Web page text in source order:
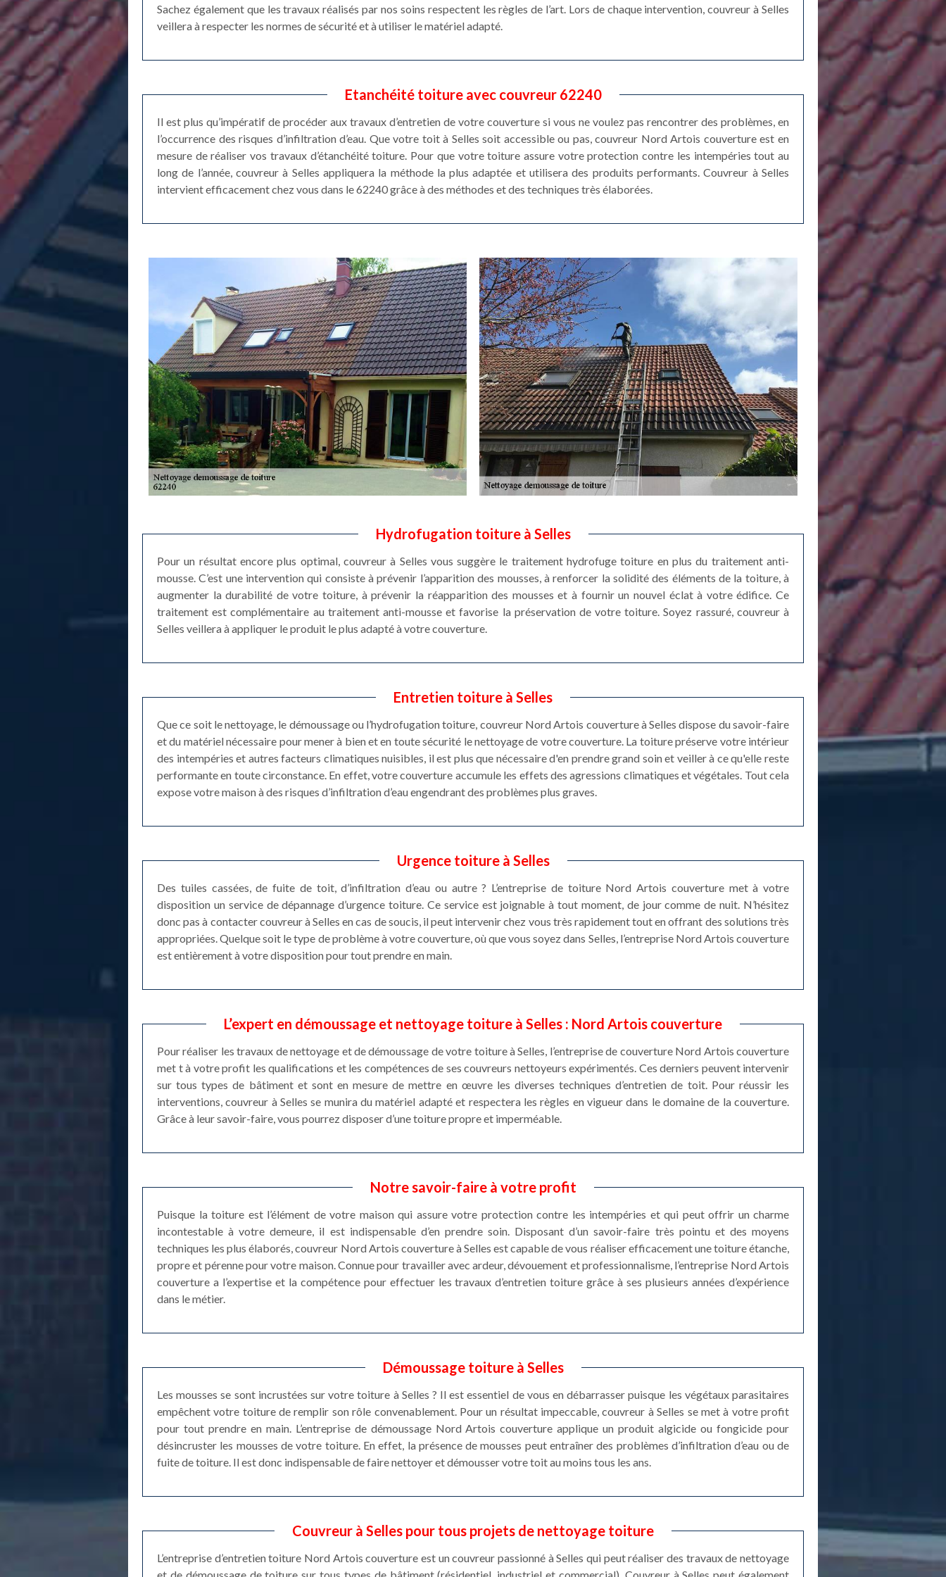
Sachez également que les travaux réalisés par nos soins respectent les règles de l’art. Lors de chaque intervention, couvreur à Selles
veillera à respecter les normes de sécurité et à utiliser le matériel adapté.
Etanchéité toiture avec couvreur 62240
Il est plus qu’impératif de procéder aux travaux d’entretien de votre couverture si vous ne voulez pas rencontrer des problèmes, en
l’occurrence des risques d’infiltration d’eau. Que votre toit à Selles soit accessible ou pas, couvreur Nord Artois couverture est en
mesure de réaliser vos travaux d’étanchéité toiture. Pour que votre toiture assure votre protection contre les intempéries tout au
long de l’année, couvreur à Selles appliquera la méthode la plus adaptée et utilisera des produits performants. Couvreur à Selles
intervient efficacement chez vous dans le 62240 grâce à des méthodes et des techniques très élaborées.
Hydrofugation toiture à Selles
Pour un résultat encore plus optimal, couvreur à Selles vous suggère le traitement hydrofuge toiture en plus du traitement anti-
mousse. C’est une intervention qui consiste à prévenir l’apparition des mousses, à renforcer la solidité des éléments de la toiture, à
augmenter la durabilité de votre toiture, à prévenir la réapparition des mousses et à fournir un nouvel éclat à votre édifice. Ce
traitement est complémentaire au traitement anti-mousse et favorise la préservation de votre toiture. Soyez rassuré, couvreur à
Selles veillera à appliquer le produit le plus adapté à votre couverture.
Entretien toiture à Selles
Que ce soit le nettoyage, le démoussage ou l’hydrofugation toiture, couvreur Nord Artois couverture à Selles dispose du savoir-faire
et du matériel nécessaire pour mener à bien et en toute sécurité le nettoyage de votre couverture. La toiture préserve votre intérieur
des intempéries et autres facteurs climatiques nuisibles, il est plus que nécessaire d'en prendre grand soin et veiller à ce qu'elle reste
performante en toute circonstance. En effet, votre couverture accumule les effets des agressions climatiques et végétales. Tout cela
expose votre maison à des risques d’infiltration d’eau engendrant des problèmes plus graves.
Urgence toiture à Selles
Des tuiles cassées, de fuite de toit, d’infiltration d’eau ou autre ? L’entreprise de toiture Nord Artois couverture met à votre
disposition un service de dépannage d’urgence toiture. Ce service est joignable à tout moment, de jour comme de nuit. N’hésitez
donc pas à contacter couvreur à Selles en cas de soucis, il peut intervenir chez vous très rapidement tout en offrant des solutions très
appropriées. Quelque soit le type de problème à votre couverture, où que vous soyez dans Selles, l’entreprise Nord Artois couverture
est entièrement à votre disposition pour tout prendre en main.
L’expert en démoussage et nettoyage toiture à Selles : Nord Artois couverture
Pour réaliser les travaux de nettoyage et de démoussage de votre toiture à Selles, l’entreprise de couverture Nord Artois couverture
met t à votre profit les qualifications et les compétences de ses couvreurs nettoyeurs expérimentés. Ces derniers peuvent intervenir
sur tous types de bâtiment et sont en mesure de mettre en œuvre les diverses techniques d’entretien de toit. Pour réussir les
interventions, couvreur à Selles se munira du matériel adapté et respectera les règles en vigueur dans le domaine de la couverture.
Grâce à leur savoir-faire, vous pourrez disposer d’une toiture propre et imperméable.
Notre savoir-faire à votre profit
Puisque la toiture est l’élément de votre maison qui assure votre protection contre les intempéries et qui peut offrir un charme
incontestable à votre demeure, il est indispensable d’en prendre soin. Disposant d’un savoir-faire très pointu et des moyens
techniques les plus élaborés, couvreur Nord Artois couverture à Selles est capable de vous réaliser efficacement une toiture étanche,
propre et pérenne pour votre maison. Connue pour travailler avec ardeur, dévouement et professionnalisme, l’entreprise Nord Artois
couverture a l’expertise et la compétence pour effectuer les travaux d’entretien toiture grâce à ses plusieurs années d’expérience
dans le métier.
Démoussage toiture à Selles
Les mousses se sont incrustées sur votre toiture à Selles ? Il est essentiel de vous en débarrasser puisque les végétaux parasitaires
empêchent votre toiture de remplir son rôle convenablement. Pour un résultat impeccable, couvreur à Selles se met à votre profit
pour tout prendre en main. L’entreprise de démoussage Nord Artois couverture applique un produit algicide ou fongicide pour
désincruster les mousses de votre toiture. En effet, la présence de mousses peut entraîner des problèmes d’infiltration d’eau ou de
fuite de toiture. Il est donc indispensable de faire nettoyer et démousser votre toit au moins tous les ans.
Couvreur à Selles pour tous projets de nettoyage toiture
L’entreprise d’entretien toiture Nord Artois couverture est un couvreur passionné à Selles qui peut réaliser des travaux de nettoyage